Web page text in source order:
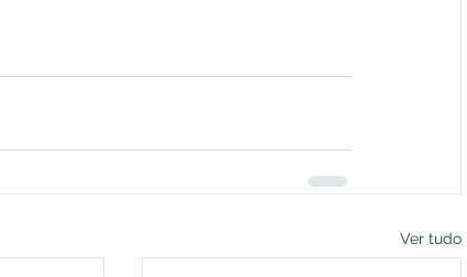
Ver tudo